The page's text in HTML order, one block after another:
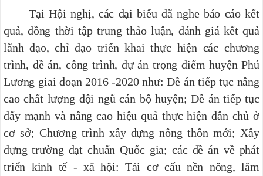
Tại Hội nghị, các đại biểu đã nghe báo cáo kết
quả, đồng thời tập trung thảo luận, đánh giá kết quả
lãnh đạo, chỉ đạo triển khai thực hiện các chương
trình, đề án, công trình, dự án trọng điểm huyện Phú
Lương giai đoạn 2016 -2020 như: Đề án tiếp tục nâng
cao chất lượng đội ngũ cán bộ huyện; Đề án tiếp tục
đẩy mạnh và nâng cao hiệu quả thực hiện dân chủ ở
cơ sở; Chương trình xây dựng nông thôn mới; Xây
dựng trường đạt chuẩn Quốc gia; các đề án về phát
triển kinh tế - xã hội: Tái cơ cấu nền nông, lâm